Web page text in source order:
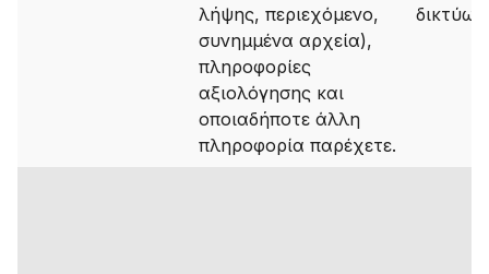
λήψης, περιεχόμενο,
συνημμένα αρχεία),
πληροφορίες
αξιολόγησης και
οποιαδήποτε άλλη
πληροφορία παρέχετε.
δικτύων.